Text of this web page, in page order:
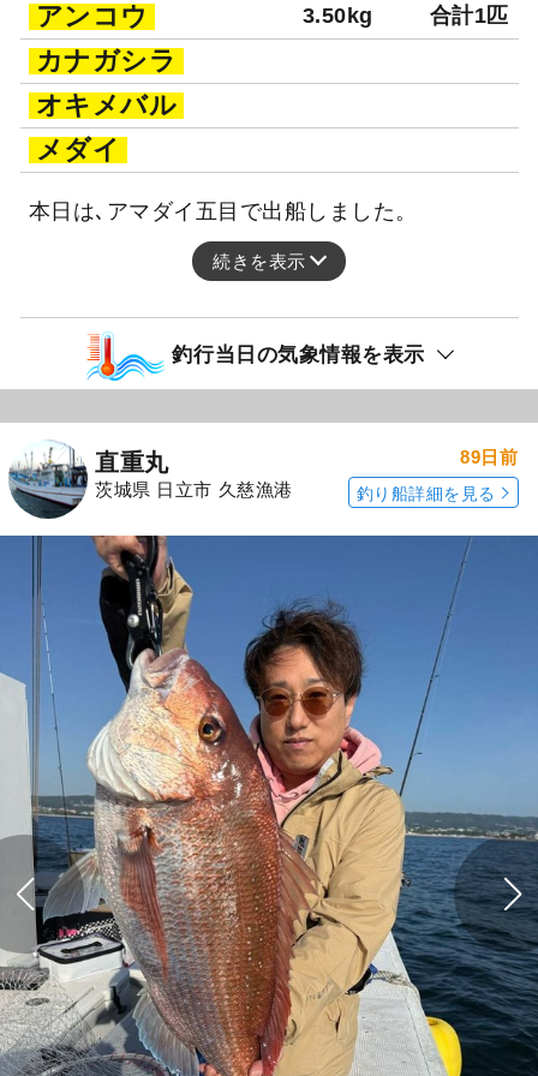
アンコウ 3.50kg 合計1匹
カナガシラ
オキメバル
メダイ
本日は､アマダイ五目で出船しました。
続きを表示
釣行当日の気象情報を表示
直重丸
茨城県 日立市 久慈漁港
89日前
釣り船詳細を見る